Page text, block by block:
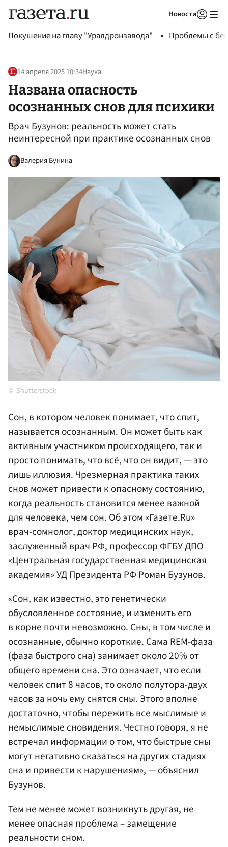
Новости
Покушение на главу "Уралдронзавода" Проблемы с
14 апреля 2025 10:34Наука
Названа опасность
осознанных снов для психики
Врач Бузунов: реальность может стать
неинтересной при практике осознанных снов
Валерия Бунина
Shutterstock
Сон, в котором человек понимает, что спит,
называется осознанным. Он может быть как
активным участником происходящего, так и
просто понимать, что всё, что он видит, — это
лишь иллюзия. Чрезмерная практика таких
снов может привести к опасному состоянию,
когда реальность становится менее важной
для человека, чем сон. Об этом «Газете.Ru»
врач-сомнолог, доктор медицинских наук,
заслуженный врачРФ, профессор ФГБУ ДПО
«Центральная государственная медицинская
академия» УД Президента РФ Роман Бузунов.
«Сон, как известно, это генетически
обусловленное состояние, и изменить его
в корне почти невозможно. Сны, в том числе и
осознанные, обычно короткие. Сама REM-фаза
(фаза быстрого сна) занимает около 20% от
общего времени сна. Это означает, что если
человек спит 8 часов, то около полутора-двух
часов за ночь ему снятся сны. Этого вполне
достаточно, чтобы пережить все мыслимые и
немыслимые сновидения. Честно говоря, я не
встречал информации о том, что быстрые сны
могут негативно сказаться на других стадиях
сна и привести к нарушениям», — объяснил
Бузунов.
Тем не менее может возникнуть другая, не
менее опасная проблема – замещение
реальности сном.